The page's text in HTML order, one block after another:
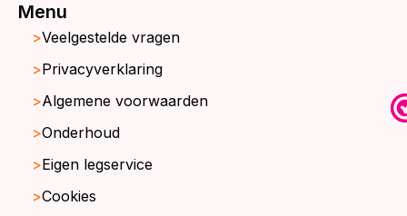
Menu
Veelgestelde vragen
Privacyverklaring
Algemene voorwaarden
Onderhoud
Eigen legservice
Cookies